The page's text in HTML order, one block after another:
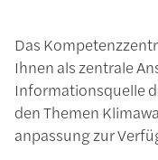
Das
Ihnen als zentrale
Informationsquelle
den Themen
anpassung zur